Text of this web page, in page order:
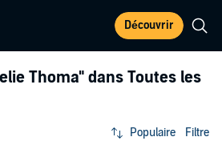
Découvrir
Thoma" dans Toutes les
Populaire Filtre